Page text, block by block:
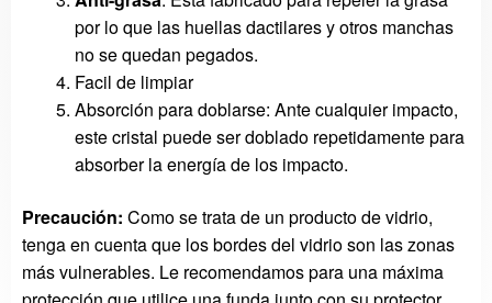
por lo que las huellas dactilares y otros manchas
no se quedan pegados.
Facil de limpiar
Absorción para doblarse: Ante cualquier impacto,
este cristal puede ser doblado repetidamente para
absorber la energía de los impacto.
Precaución: Como se trata de un producto de vidrio,
tenga en cuenta que losbordes del vidrioson las zonas
más vulnerables. Le recomendamospara una máxima